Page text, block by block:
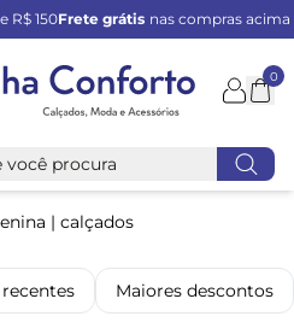
R$ 150Frete grátis nas compras acima
0
| calçados
Maiores descontos